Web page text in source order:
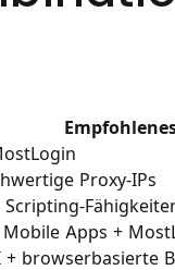
Proxy-IPs
Apps +
+ browserbasierte